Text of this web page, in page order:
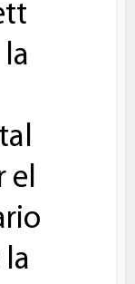
el
la